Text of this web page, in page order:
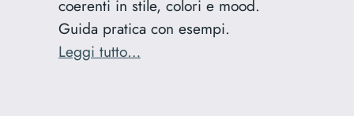
coerenti in stile, colori e mood.
Guida pratica con esempi.
Leggi tutto…: